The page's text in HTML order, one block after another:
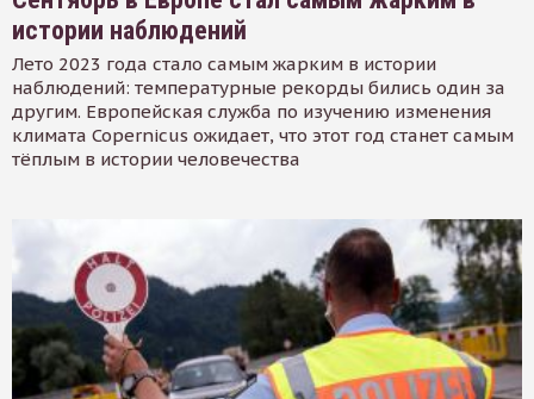
истории наблюдений
Лето 2023 года стало самым жарким в истории
наблюдений: температурные рекорды бились один за
другим. Европейская служба по изучению изменения
климата Copernicus ожидает, что этот год станет самым
тёплым в истории человечества